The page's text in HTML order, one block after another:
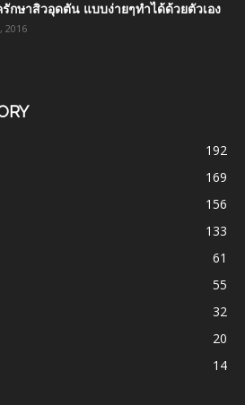
กษาสิวอุดตัน แบบง่ายๆทำได้ด้วยตัวเอง
2016
192
169
156
133
61
55
32
20
14